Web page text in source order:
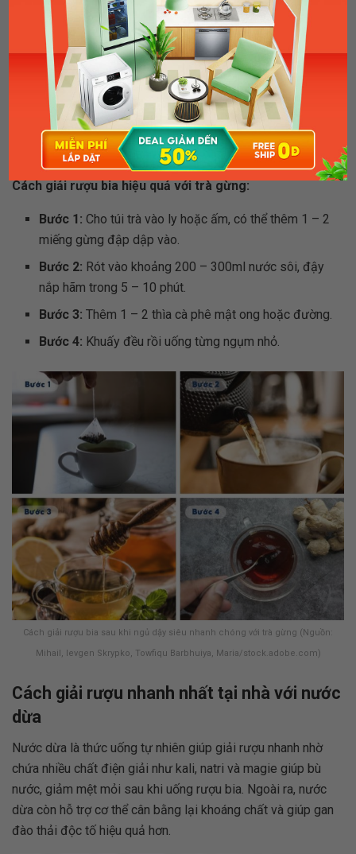
Trà gừng có giải rượu không? Câu trả lời là có, trà gừng giúp giải rượu bia hiệu
quả (Nguồn: tan4ikk/stock.adobe.com)
Cách giải rượu bia hiệu quả với trà gừng:
Bước 1:Cho túi trà vào ly hoặc ấm, có thể thêm 1 – 2
miếng gừng đập dập vào.
Bước 2: Rót vào khoảng 200 – 300ml nước sôi, đậy
nắp hãm trong 5 – 10 phút.
Bước 3:Thêm 1 – 2 thìa cà phê mật ong hoặc đường.
Bước 4: Khuấy đều rồi uống từng ngụm nhỏ.
Cách giải rượu bia sau khi ngủ dậy siêu nhanh chóng với trà gừng (Nguồn:
Mihail, Ievgen Skrypko, Towfiqu Barbhuiya, Maria/stock.adobe.com)
Cách giải rượu nhanh nhất tại nhà với nước
dừa
Nước dừa là thức uống tự nhiên giúp giải rượu nhanh nhờ
chứa nhiều chất điện giải như kali, natri và magie giúp bù
nước, giảm mệt mỏi sau khi uống rượu bia. Ngoài ra, nước
dừa còn hỗ trợ cơ thể cân bằng lại khoáng chất và giúp gan
đào thải độc tố hiệu quả hơn.